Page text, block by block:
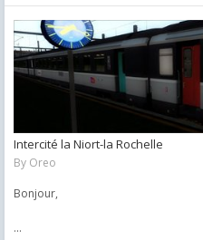
Intercité la Niort-la Rochelle
By Oreo
Bonjour,
...